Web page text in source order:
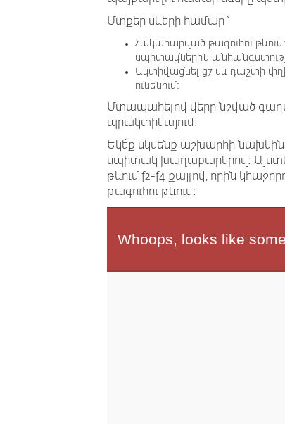
Մտքեր սևերի համար`
Հակահարված թագուհու
սպիտակներին
Ակտիվացնել g7 սև դաշտի
ունենում:
Մտապահելով վերը նշված
պրակտիկայում:
Եկե՛ք սկսենք աշխարհի
սպիտակ խաղաքարերով:
թևում f2-f4 քայլով, որին
թագուհու թևում: